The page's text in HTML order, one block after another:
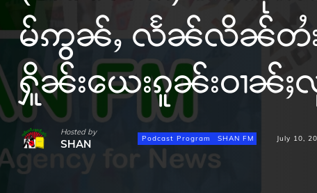
မ်ဢွၼ်ႇ လႅၼ်လိၼ်တႆး-
ႁိူၼ်းယေးၵူၼ်းဝၢၼ်ႈ
Hosted by
SHAN Podcast Program SHAN FM July 10,